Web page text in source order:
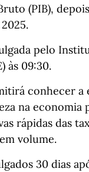
(PIB),
pelo
às 09:30.
conhecer a
na economia
rápidas das
volume.
30 dias